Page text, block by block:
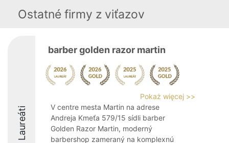
Ostatné firmy z viťazov
Laureáti
barber golden razor martin
Pokaż więcej >>
V centre mesta Martin na adrese
Andreja Kmeťa 579/15 sídli barber
Golden Razor Martin, moderný
barbershop zameraný na komplexnú